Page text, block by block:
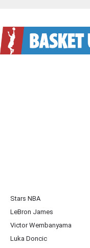
Stars NBA
LeBron James
Victor Wembanyama
Luka Doncic